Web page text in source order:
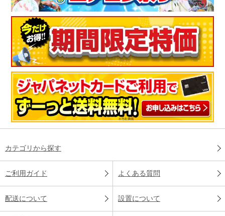
カテゴリから探す
ご利用ガイド よくある質問
配送について 設置について